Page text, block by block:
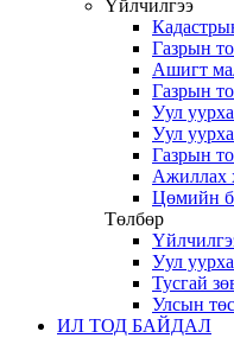
Үйлчилгээ
Газрын
Ашигт
Газрын
Уул
Уул
Газрын
Ажиллах
Цөмийн
Төлбөр
Уул
Тусгай
Улсын
ИЛ ТОД БАЙДАЛ